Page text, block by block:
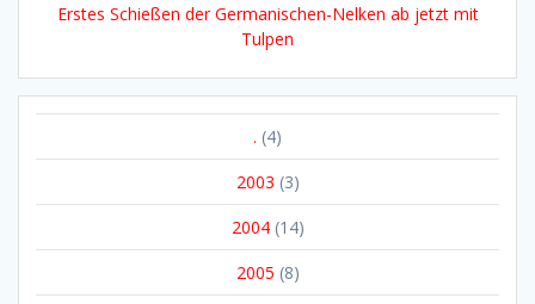
Erstes Schießen der Germanischen-Nelken ab jetzt mit
Tulpen
. (4)
2003 (3)
2004(14)
2005 (8)